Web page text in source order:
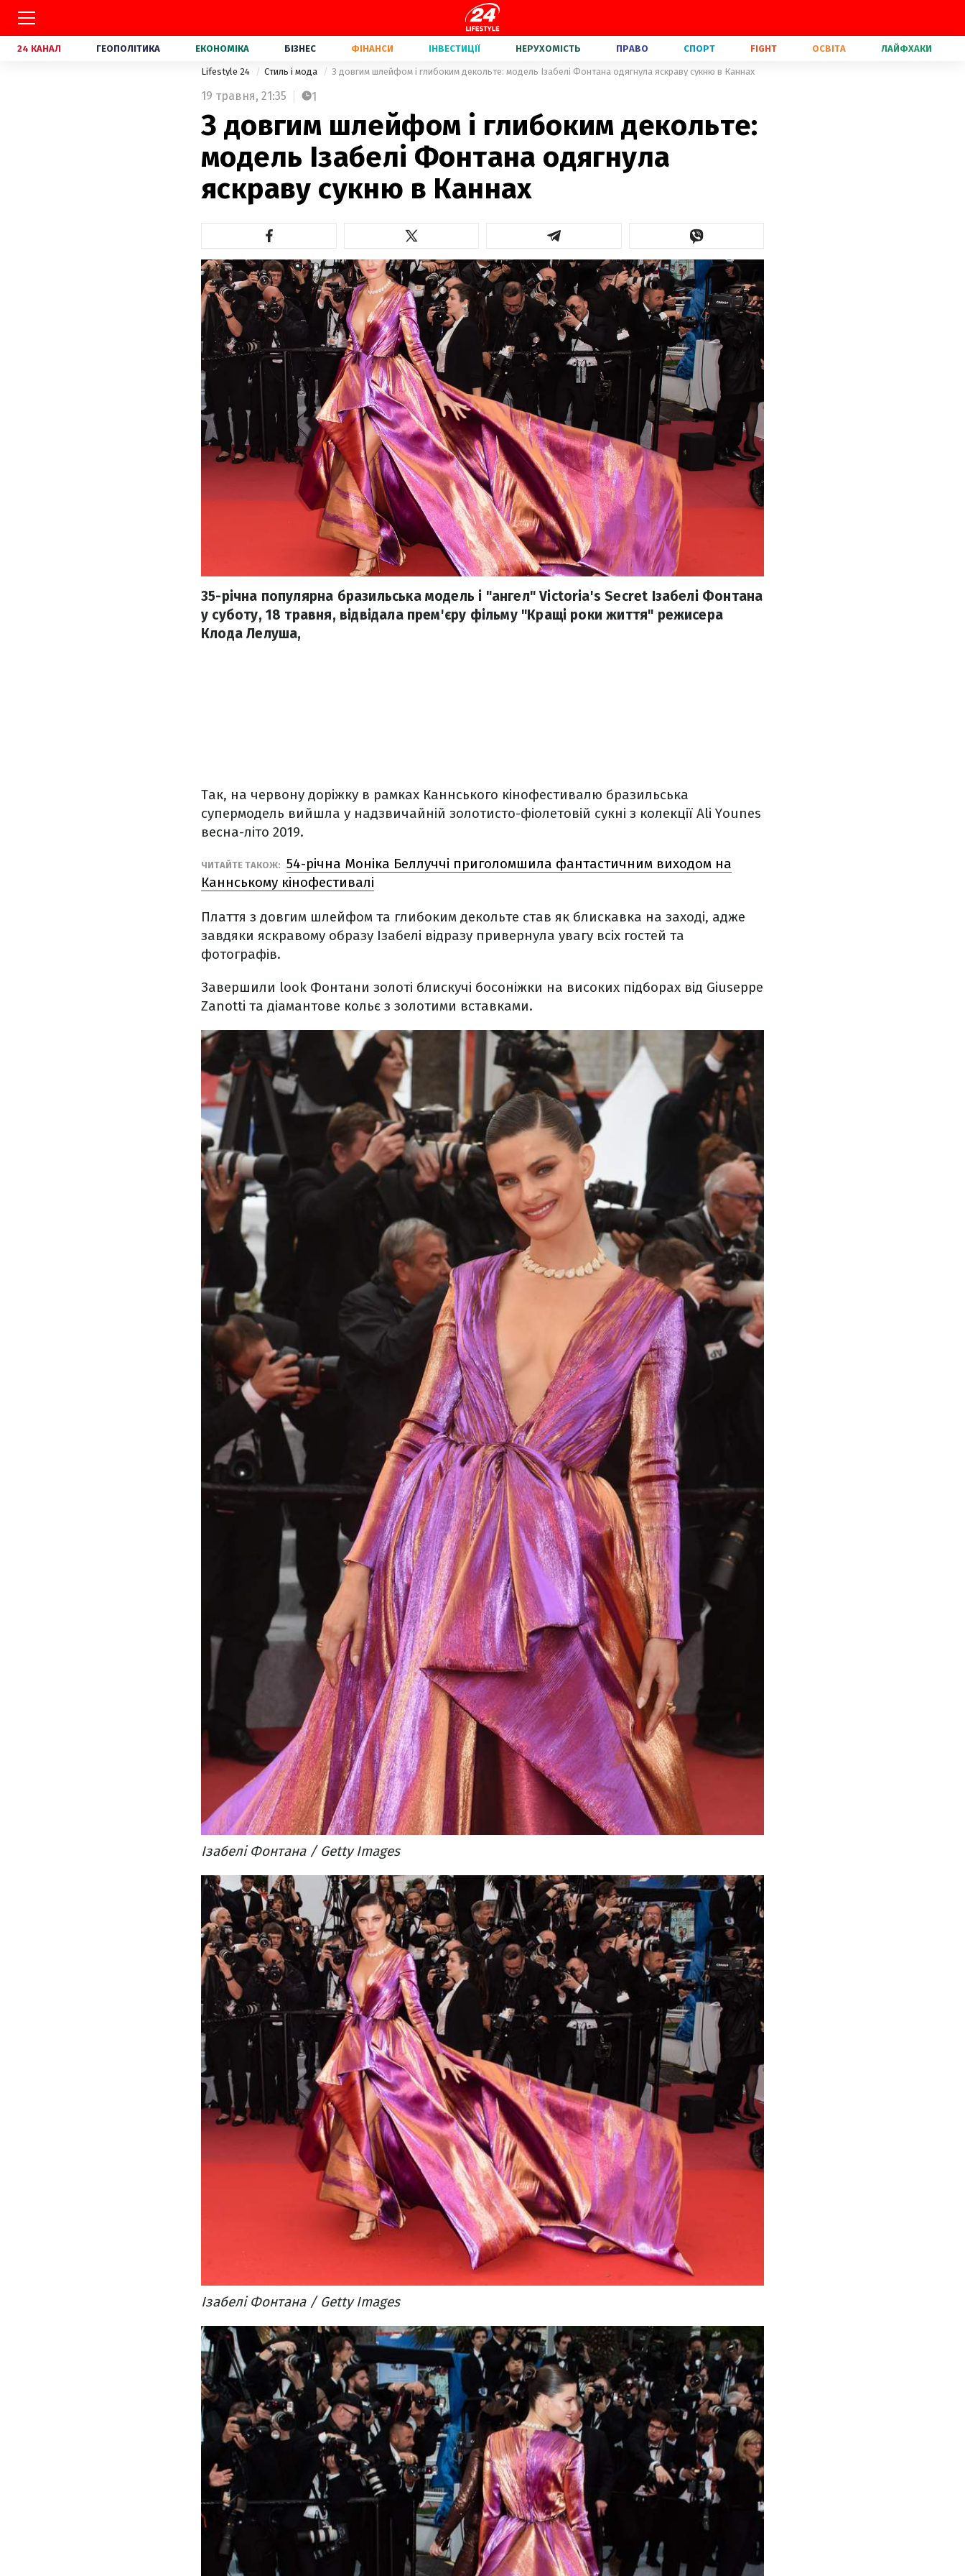
24 КАНАЛ ГЕОПОЛІТИКА ЕКОНОМІКА БІЗНЕС ФІНАНСИ ІНВЕСТИЦІЇ НЕРУХОМІСТЬ ПРАВО СПОРТ FIGHT ОСВІТА ЛАЙФХАКИ
Lifestyle 24 Стиль і мода З довгим шлейфом і глибоким декольте: модель Ізабелі Фонтана одягнула яскраву сукню в Каннах
19 травня, 21:35 1
З довгим шлейфом і глибоким декольте:
модель Ізабелі Фонтана одягнула
яскраву сукню в Каннах
35-річна популярна бразильська модель і "ангел" Viсtоriа's Secret Ізабелі Фонтана
у суботу, 18 травня, відвідала прем'єру фільму "Кращі роки життя" режисера
Клода Лелуша,
Так, на червону доріжку в рамках Каннського кінофестивалю бразильська
супермодель вийшла у надзвичайній золотисто-фіолетовій сукні з колекції Ali Younes
весна-літо 2019.
ЧИТАЙТЕ ТАКОЖ: 54-річна Моніка Беллуччі приголомшила фантастичним виходом на
Каннському кінофестивалі
Плаття з довгим шлейфом та глибоким декольте став як блискавка на заході, адже
завдяки яскравому образу Ізабелі відразу привернула увагу всіх гостей та
фотографів.
Завершили look Фонтани золоті блискучі босоніжки на високих підборах від Giuseppe
Zanotti та діамантове кольє з золотими вставками.
Ізабелі Фонтана / Getty Images
Ізабелі Фонтана / Getty Images